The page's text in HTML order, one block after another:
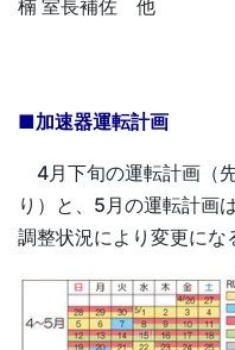
楠 室長補佐 他
■加速器運転計画
4月下旬の運転計画（
り）と、5月の運転計画
調整状況により変更にな